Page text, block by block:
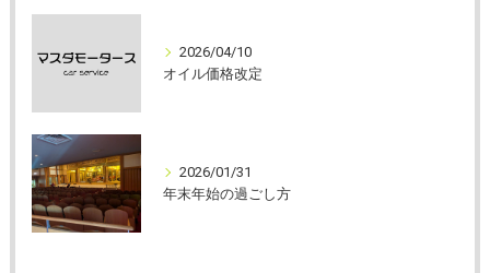
2026/04/10
オイル価格改定
2026/01/31
年末年始の過ごし方